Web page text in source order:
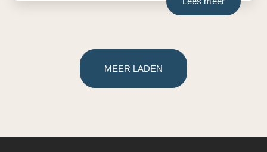
MEER LADEN